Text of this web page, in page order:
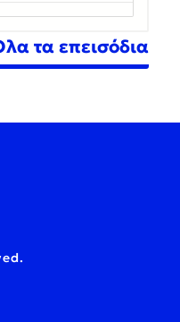
τα επεισόδια